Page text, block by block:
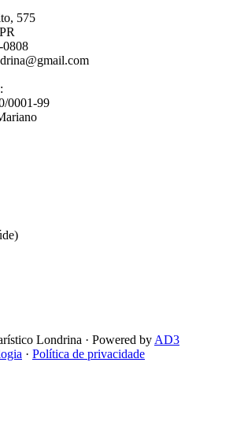
575
0808
0001-99
Londrina · Powered by AD3
· Política de privacidade